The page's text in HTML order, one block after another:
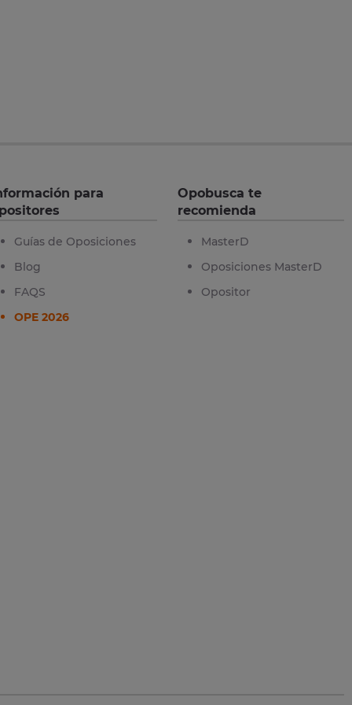
para
Guías de Oposiciones
Blog
FAQS
OPE 2026
Opobusca te
recomienda
MasterD
Oposiciones MasterD
Opositor